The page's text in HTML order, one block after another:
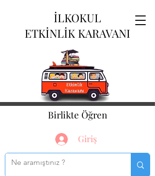
İLKOKUL
ETKİNLİK KARAVANI
Birlikte Öğren
Giriş